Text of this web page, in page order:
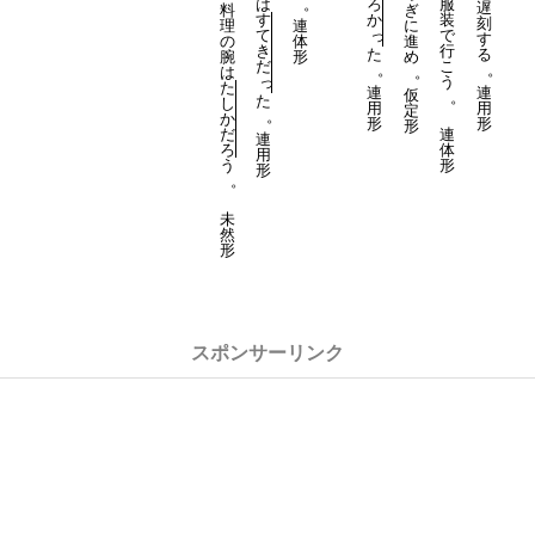
遅
刻
す
る
。
連
用
形
服
装
で
行
こ
う
。
連
体
形
ぎ
に
進
め
。
仮
定
形
ろ
か
っ
た
。
連
用
形
。
連
体
形
は
す
て
き
だ
っ
た
。
連
用
形
料
理
の
腕
は
た
し
か
だ
ろ
う
。
未
然
形